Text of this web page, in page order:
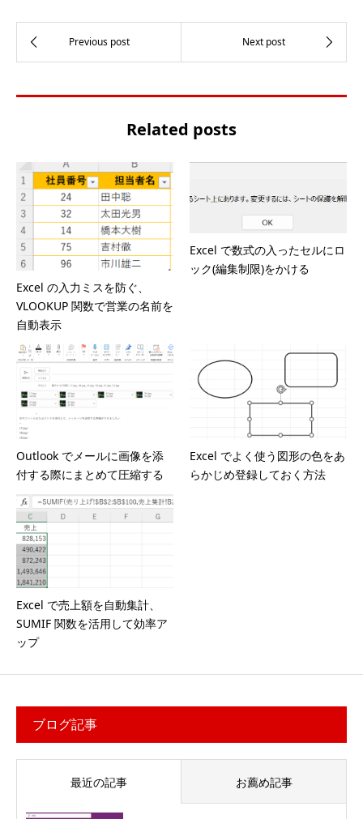
Related posts
Excel の入力ミスを防ぐ、
VLOOKUP 関数で営業の名前を
自動表示
Excel で数式の入ったセルにロ
ック(編集制限)をかける
Outlook でメールに画像を添
付する際にまとめて圧縮する
Excel でよく使う図形の色をあ
らかじめ登録しておく方法
Excel で売上額を自動集計、
SUMIF 関数を活用して効率ア
ップ
ブログ記事
最近の記事 お薦め記事